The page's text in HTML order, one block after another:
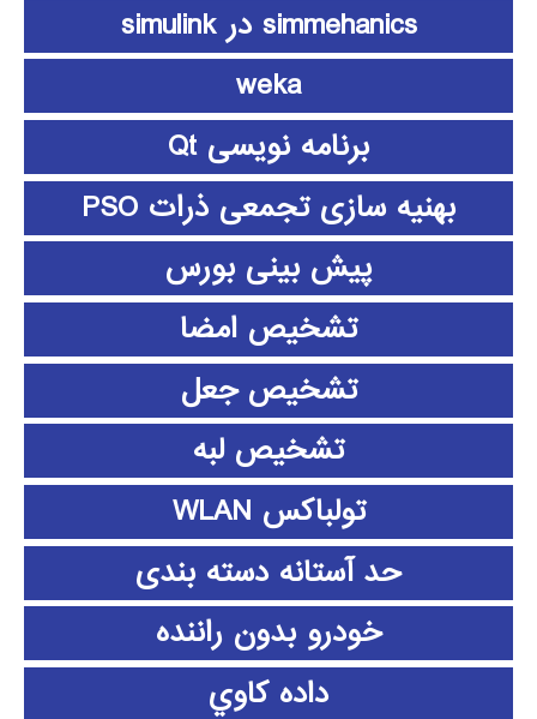
simmehanics در simulink
weka
برنامه نویسی Qt
بهنیه سازی تجمعی ذرات PSO
پیش بینی بورس
تشخیص امضا
تشخیص جعل
تشخیص لبه
تولباکس WLAN
حد آستانه دسته بندی
خودرو بدون راننده
داده كاوي